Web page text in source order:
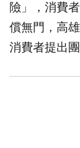
險」，消費
償無門，高
消費者提出團